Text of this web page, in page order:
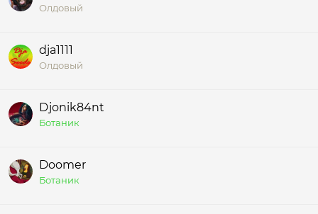
Олдовый
dja1111
Олдовый
Djonik84nt
Ботаник
Doomer
Ботаник